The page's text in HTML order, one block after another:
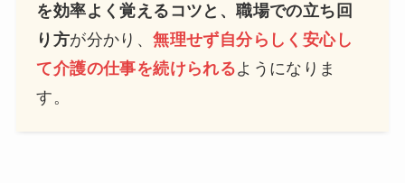
を効率よく覚えるコツと、職場での立ち回
り方が分かり、無理せず自分らしく安心し
て介護の仕事を続けられるようになりま
す。